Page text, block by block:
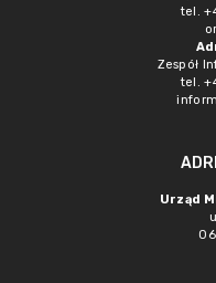
tel.
Zespół
tel.
Urząd